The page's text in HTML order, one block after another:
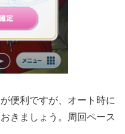
便利ですが、オート時に
きましょう。周回ペース